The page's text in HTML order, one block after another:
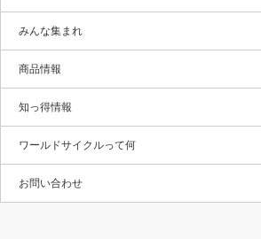
みんな集まれ
商品情報
知っ得情報
ワールドサイクルって何
お問い合わせ